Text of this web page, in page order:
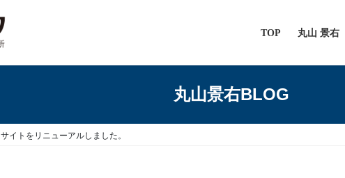
TOP 丸山 景右
丸山景右BLOG
サイトをリニューアルしました。